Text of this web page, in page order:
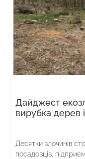
Дайджест
вирубка дерев
Десятки злочинів
посадовців,